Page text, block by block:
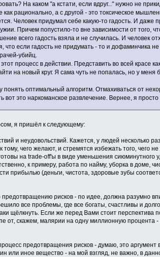
На каком "а кстати, если вдруг..." нужно не
как рационально, а с другой - это токсическое
Человек придумал себе какую-то гадость. И даже
Причем попустило-то вне зависимости от
всего гадость взяла и не случилась. И человек
что если гадость не придумать - то и дофаминчика
убийц.
процесс в действии. Представить во всей
на новый круг. Я сама чуть не попалась, но у
понять оптимальный алгоритм. Отмахиваться от
вот это наркоманское развлечение. Вернее, я
я пришёл к следующему:
и неудовольствий. Кажется, у людей несколько
чего желают, и стремятся избежать того, чего
на trade-off'ы в виде уменьшения сиюминутного
к примеру, работа по найму, уборка в доме,
прибылью (деньги, чистота, здоровые зубы
рисков - по идее, должна разумно
все проблемы, где все богаты, счастливы и
щёлкнуть. Если же перед Вами стоит
от, скажем, малярии на одну миллионную процента
предотвращения рисков - думаю, это
или иное вещество - на мой взгляд, не важно, в